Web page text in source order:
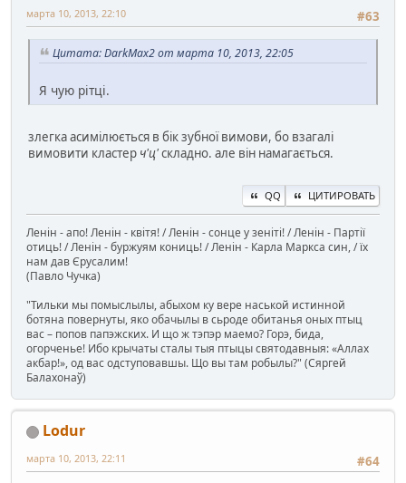
#63
марта 10, 2013, 22:10
Цитата: DarkMax2 от марта 10, 2013, 22:05
Я чую рітці.
злегка асимілюється в бік зубної вимови, бо взагалі
вимовити кластер ч'ц'складно. але він намагається.
QQ ЦИТИРОВАТЬ
Ленін - апо! Ленін - квітя! / Ленін - сонце у зеніті! / Ленін - Партії
отиць! / Ленін - буржуям кониць! / Ленін - Карла Маркса син, / їх
нам дав Єрусалим!
(Павло Чучка)
"Тильки мы помыслылы, абыхом ку вере наськой истинной
ботяна повернуты, яко обачылы в сьроде обитанья оных птыц
вас – попов папэжских. И що ж тэпэр маемо? Горэ, бида,
огорченье! Ибо крычаты сталы тыя птыцы святодавныя: «Аллах
акбар!», од вас одступовавшы. Що вы там робылы?" (Сяргей
Балахонаў)
Lodur
#64
марта 10, 2013, 22:11